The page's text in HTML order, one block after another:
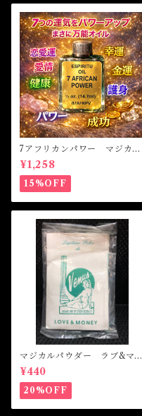
7アフリカンパワー マジカル
オイル・魔女オイル 7AFRI
CAN POWERS Magical Oil
¥1,258
15%OFF
マジカルパウダー ラブ&マネ
ー Magical Powder LOVE
&MONEY
¥440
20%OFF